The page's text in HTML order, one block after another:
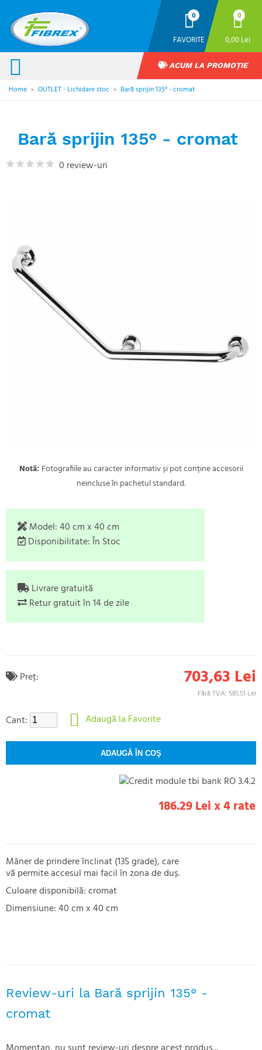
FAVORITE
0 0
0,00 Lei
ACUM LA PROMOȚIE
Home > OUTLET - Lichidare stoc > Bară sprijin 135° - cromat
Bară sprijin 135° - cromat
0 review-uri
Notă: Fotografiile au caracter informativ și pot conține accesorii
neincluse în pachetul standard.
Model:40 cm x 40 cm
Disponibilitate:În Stoc
Livrare gratuită
Retur gratuit în 14 de zile
Preţ: 703,63 Lei
Fără TVA: 581,51 Lei
Cant: Adaugă la Favorite
186.29 Lei x 4 rate
Mâner de prindere înclinat (135 grade), care
vă permite accesul mai facil în zona de duș.
Culoare disponibilă: cromat
Dimensiune: 40 cm x 40 cm
Review-uri la Bară sprijin 135° -
cromat